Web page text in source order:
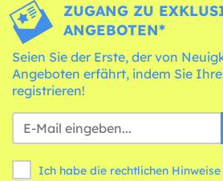
ZUGANG ZU
ANGEBOTEN*
Seien Sie der Erste, der von
Angeboten erfährt, indem Sie
registrieren!
Ich habe die rechtlichen